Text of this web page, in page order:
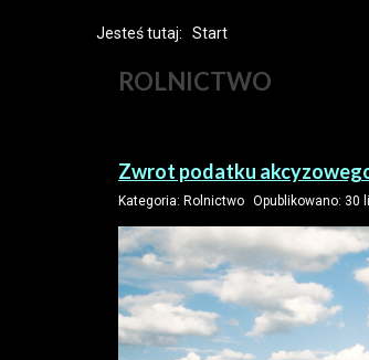
Jesteś tutaj: Start
ROLNICTWO
Zwrot podatku
Kategoria: Rolnictwo Opublikowano: 30